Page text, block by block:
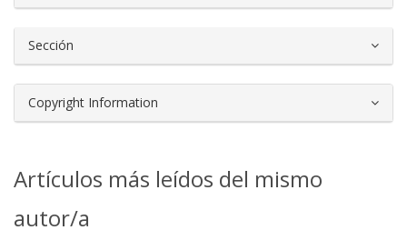
Sección
Copyright Information
Artículos más leídos del mismo
autor/a